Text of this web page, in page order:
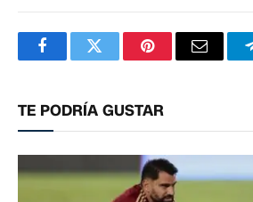
FacebookTwitterPinterestCorreo
TE PODRÍA GUSTAR